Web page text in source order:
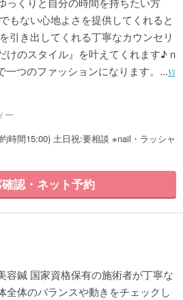
もない心地よさを提供してくれると
引き出してくれる丁寧なカウンセリ
けのスタイル』を叶えてくれます♪ n
一つのファッションになります。...Vi
ー
時間15:00) 土日祝:要相談 ※nail・ラッシャ
認・ネット予約
容鍼 国家資格保有の施術者が丁寧な
全体のバランスや動きをチェックし